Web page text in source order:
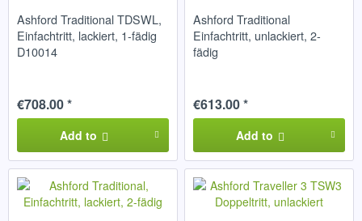
Ashford Traditional TDSWL,
Einfachtritt, lackiert, 1-fädig
D10014
€708.00 *
Add to
Ashford Traditional
Einfachtritt, unlackiert, 2-
fädig
€613.00 *
Add to